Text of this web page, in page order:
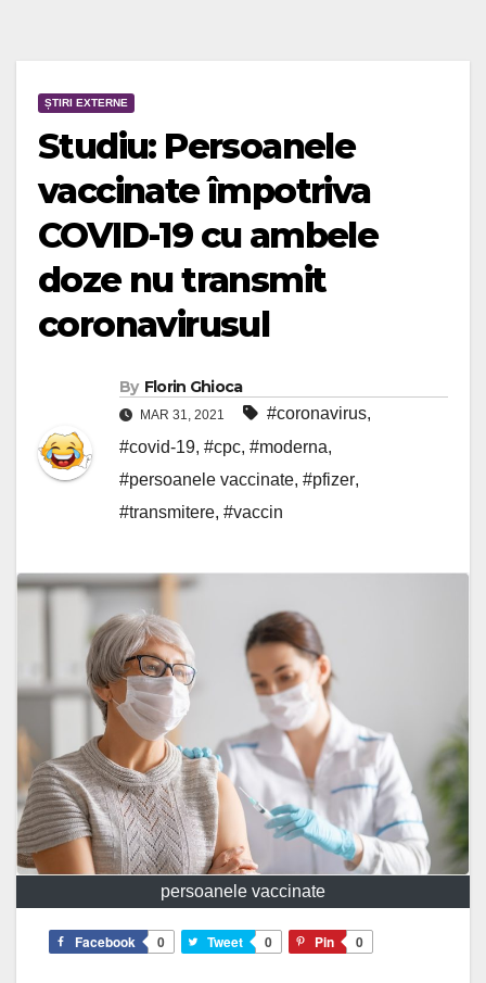
ȘTIRI EXTERNE
Studiu: Persoanele
vaccinate împotriva
COVID-19 cu ambele
doze nu transmit
coronavirusul
By Florin Ghioca
MAR 31, 2021 #coronavirus,
#covid-19, #cpc, #moderna,
#persoanele vaccinate, #pfizer,
#transmitere, #vaccin
persoanele vaccinate
Facebook 0 Tweet 0 Pin 0